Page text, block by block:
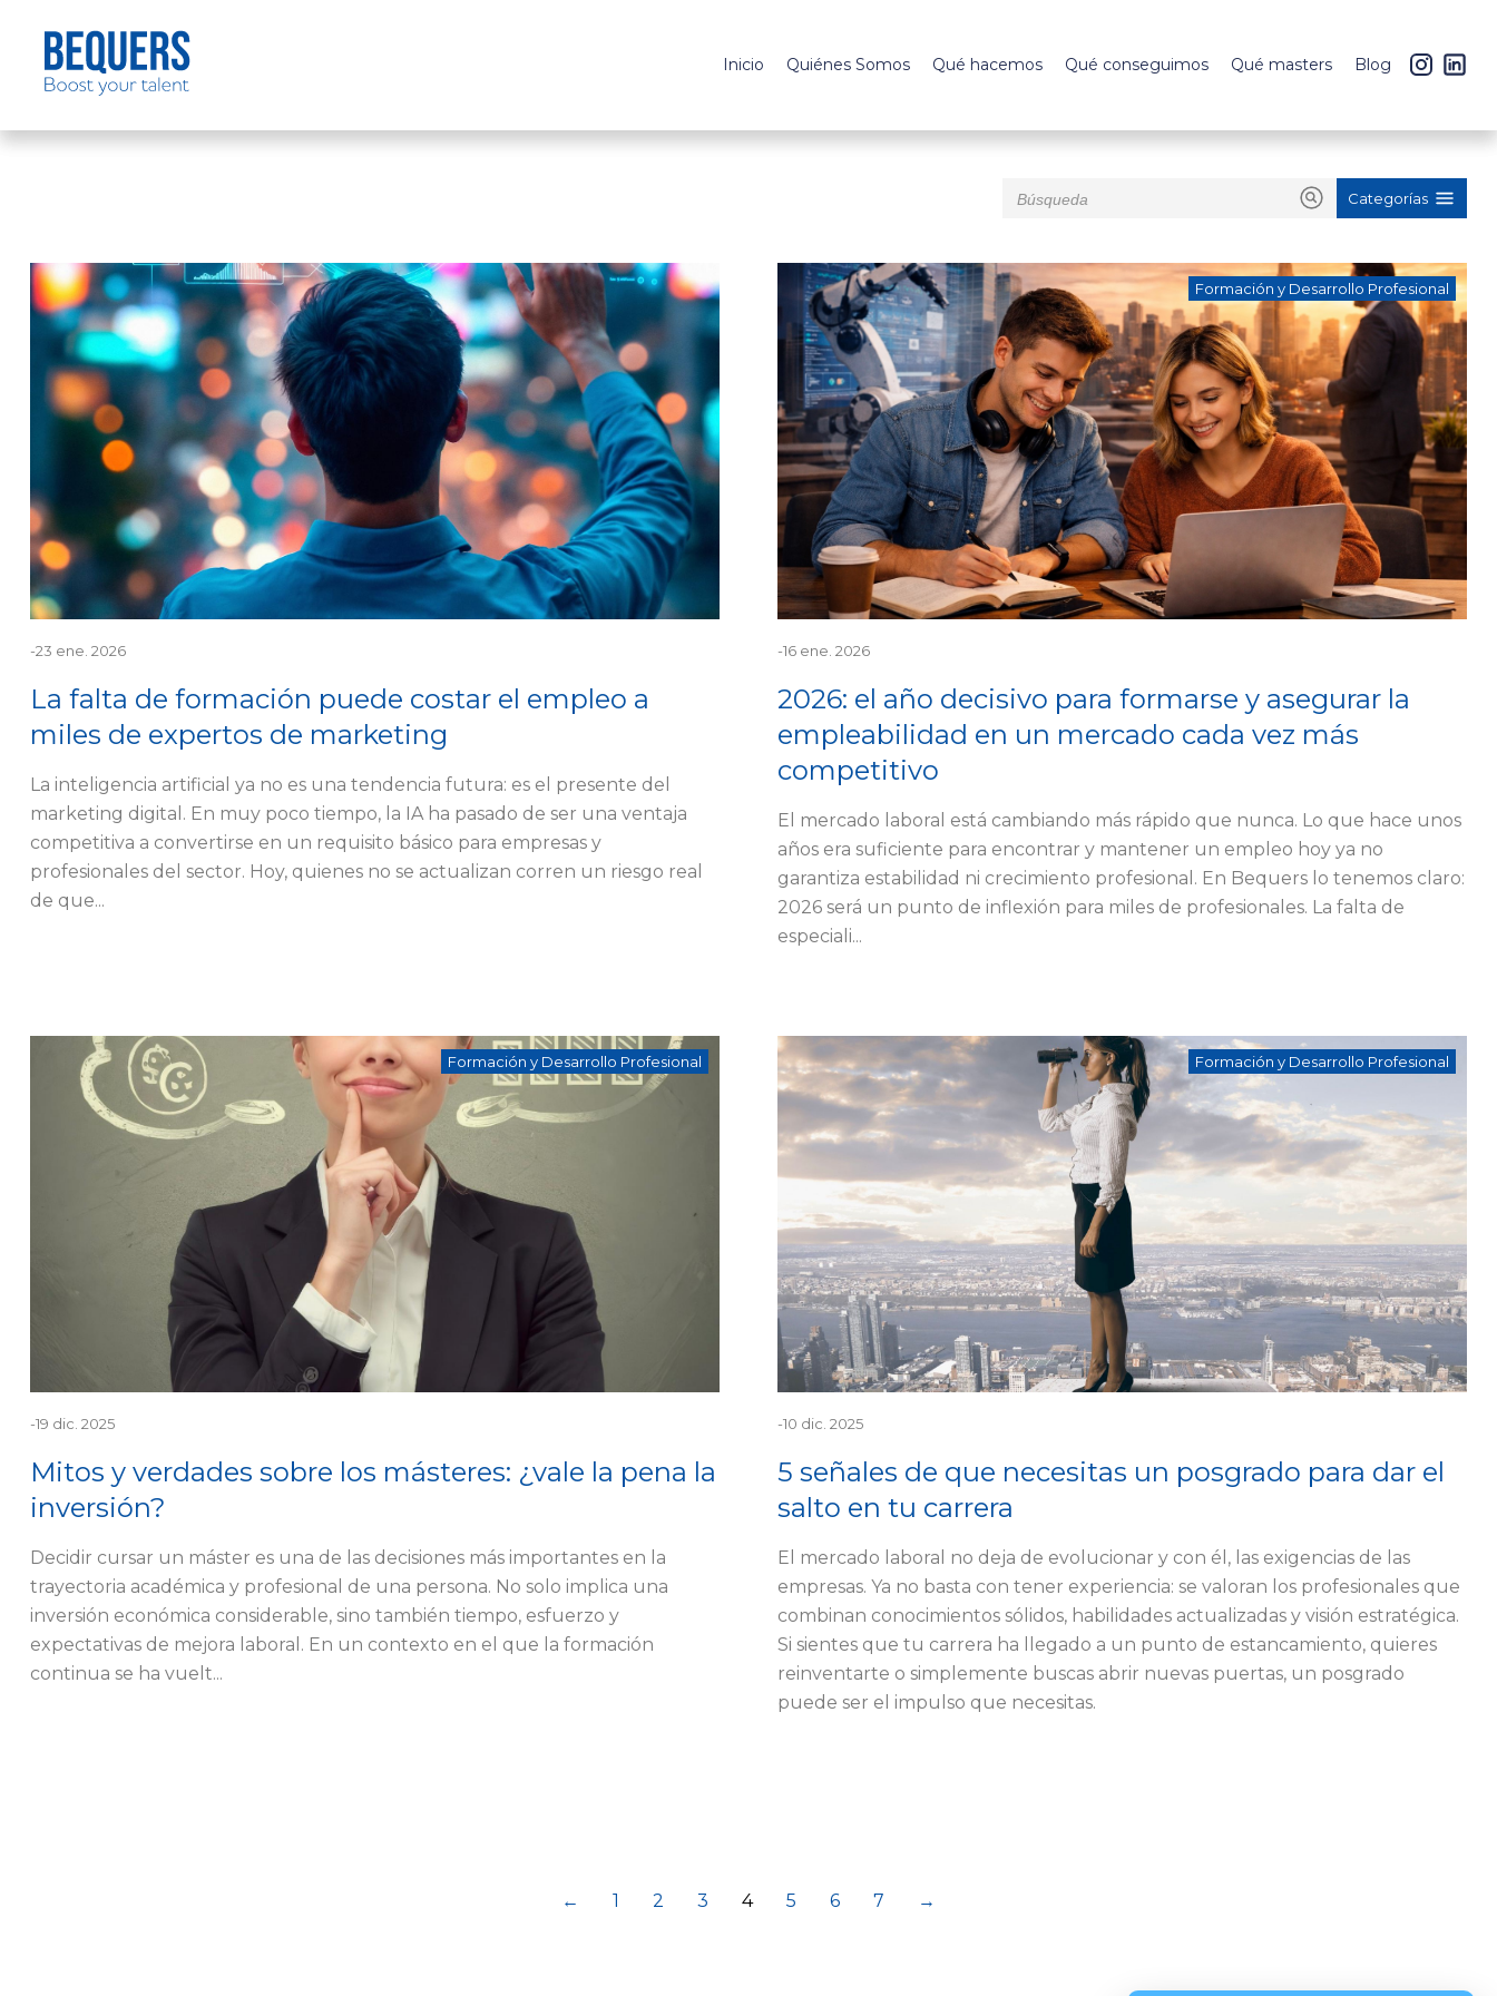
Inicio Quiénes Somos Qué hacemos Qué conseguimos Qué masters Blog
Categorías
-23 ene. 2026
La falta de formación puede costar el empleo a
miles de expertos de marketing
La inteligencia artificial ya no es una tendencia futura: es el presente del
marketing digital. En muy poco tiempo, la IA ha pasado de ser una ventaja
competitiva a convertirse en un requisito básico para empresas y
profesionales del sector. Hoy, quienes no se actualizan corren un riesgo real
de que...
Formación y Desarrollo Profesional
-16 ene. 2026
2026: el año decisivo para formarse y asegurar la
empleabilidad en un mercado cada vez más
competitivo
El mercado laboral está cambiando más rápido que nunca. Lo que hace unos
años era suficiente para encontrar y mantener un empleo hoy ya no
garantiza estabilidad ni crecimiento profesional. En Bequers lo tenemos claro:
2026 será un punto de inflexión para miles de profesionales. La falta de
especiali...
Formación y Desarrollo Profesional
-19 dic. 2025
Mitos y verdades sobre los másteres: ¿vale la pena la
inversión?
Decidir cursar un máster es una de las decisiones más importantes en la
trayectoria académica y profesional de una persona. No solo implica una
inversión económica considerable, sino también tiempo, esfuerzo y
expectativas de mejora laboral. En un contexto en el que la formación
continua se ha vuelt...
Formación y Desarrollo Profesional
-10 dic. 2025
5 señales de que necesitas un posgrado para dar el
salto en tu carrera
El mercado laboral no deja de evolucionar y con él, las exigencias de las
empresas. Ya no basta con tener experiencia: se valoran los profesionales que
combinan conocimientos sólidos, habilidades actualizadas y visión estratégica.
Si sientes que tu carrera ha llegado a un punto de estancamiento, quieres
reinventarte o simplemente buscas abrir nuevas puertas, un posgrado
puede ser el impulso que necesitas.
← 1 2 3 4 5 6 7 →